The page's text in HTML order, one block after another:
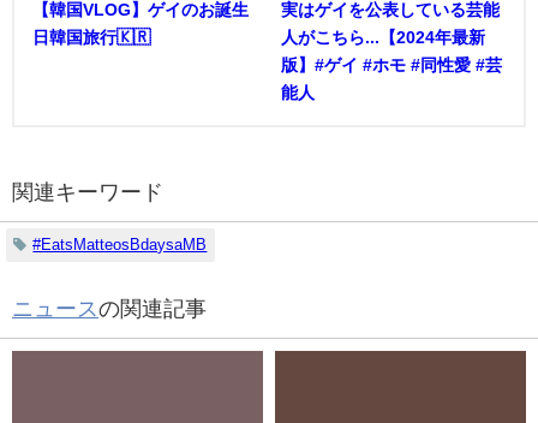
【韓国VLOG】ゲイのお誕生
日韓国旅行🇰🇷
実はゲイを公表している芸能
人がこちら...【2024年最新
版】#ゲイ #ホモ #同性愛 #芸
能人
関連キーワード
#EatsMatteosBdaysaMB
ニュースの関連記事